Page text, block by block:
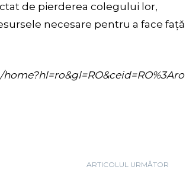
de pierderea colegului lor,
necesare pentru a face față
ARTICOLUL URMĂTOR